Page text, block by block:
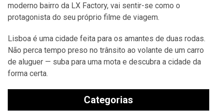
moderno bairro da LX Factory, vai sentir-se como o
protagonista do seu próprio filme de viagem.
Lisboa é uma cidade feita para os amantes de duas rodas.
Não perca tempo preso no trânsito ao volante de um carro
de aluguer — suba para uma mota e descubra a cidade da
forma certa.
Categorias